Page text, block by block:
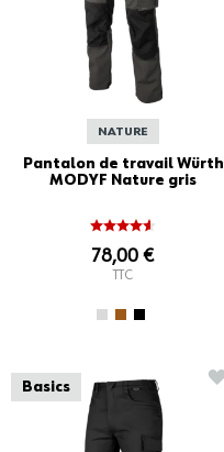
NATURE
Pantalon de travail Würth
MODYF Nature gris
78,00 €
TTC
Basics